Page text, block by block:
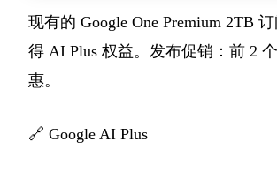
现有的 Google One Premium 2TB
得 AI Plus 权益。发布促销：前 2
惠。
🔗 Google AI Plus